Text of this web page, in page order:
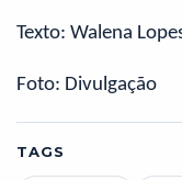
Texto: Walena
Foto: Divulgação
TAGS